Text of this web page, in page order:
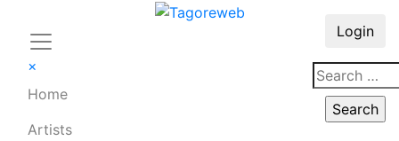
×
Home
Artists
Login